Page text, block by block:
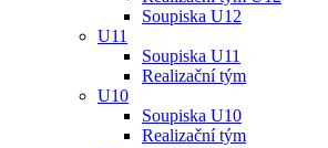
Soupiska U12
U11
Soupiska U11
Realizační tým
U10
Soupiska U10
Realizační tým